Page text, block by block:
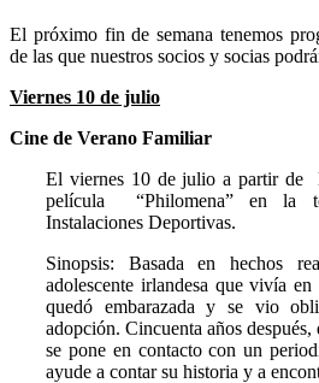
El próximo fin de semana tenemos
de las que nuestros socios y socias
Viernes 10 de julio
Cine de Verano Familiar
El viernes 10 de julio a partir de
película “Philomena” en la
Instalaciones Deportivas.
Sinopsis: Basada en hechos
adolescente irlandesa que vivía
quedó embarazada y se vio
adopción. Cincuenta años
se pone en contacto con un
ayude a contar su historia y a